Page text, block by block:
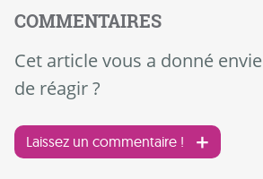
COMMENTAIRES
Cet article vous a donné envie
de réagir ?
Laissez un commentaire !